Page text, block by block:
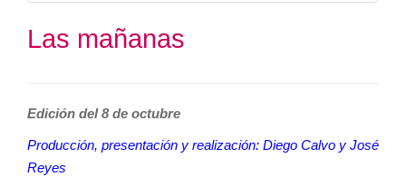
Las mañanas
Edición del 8 de octubre
Producción, presentación y realización: Diego Calvo y José
Reyes